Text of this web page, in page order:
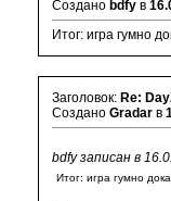
Создано bdfy в
Итог: игра гумно
Заголовок: Re:
Создано Gradar в
bdfy записан в
Итог: игра гумно